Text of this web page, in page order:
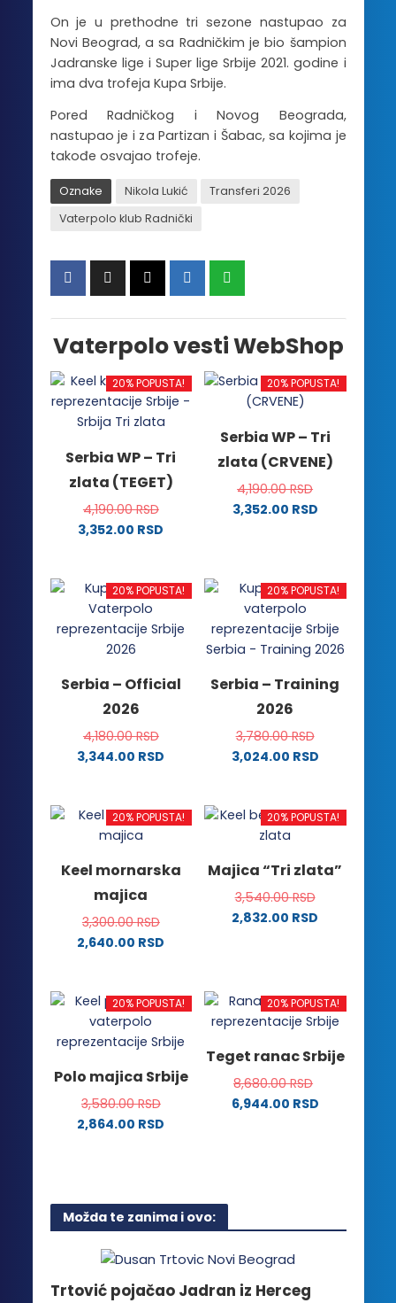
On je u prethodne tri sezone nastupao za
Novi Beograd, a sa Radničkim je bio šampion
Jadranske lige i Super lige Srbije 2021. godine i
ima dva trofeja Kupa Srbije.
Pored Radničkog i Novog Beograda,
nastupao je i za Partizan i Šabac, sa kojima je
takođe osvajao trofeje.
Oznake Nikola Lukić
Transferi 2026
Vaterpolo klub Radnički
Vaterpolo vesti WebShop
20% POPUSTA!
Serbia WP – Tri
zlata (TEGET)
4,190.00RSD
3,352.00 RSD
ima
više
varijanti.
Opcije
biti
izabrane
na
stranici
20% POPUSTA!
Serbia WP – Tri
zlata (CRVENE)
4,190.00RSD
3,352.00 RSD
više
varijanti.
Opcije
mogu
izabrane
na
stranici
proizvoda.
20% POPUSTA!
Serbia – Official
2026
4,180.00RSD
3,344.00 RSD
ima
više
Opcije
mogu
biti
izabrane
proizvoda.
20% POPUSTA!
Serbia – Training
2026
3,780.00RSD
3,024.00 RSD
ima
više
Opcije
mogu
biti
proizvoda.
20% POPUSTA!
Keel mornarska
majica
3,300.00RSD
2,640.00 RSD
ima
više
varijanti.
mogu
biti
izabrane
20% POPUSTA!
Majica “Tri zlata”
3,540.00RSD
2,832.00 RSD
više
varijanti.
mogu
biti
izabrane
20% POPUSTA!
Polo majica Srbije
3,580.00RSD
2,864.00 RSD
više
varijanti.
mogu
biti
20% POPUSTA!
Teget ranac Srbije
8,680.00RSD
6,944.00 RSD
Možda te zanima i ovo:
Trtović pojačao Jadran iz Herceg